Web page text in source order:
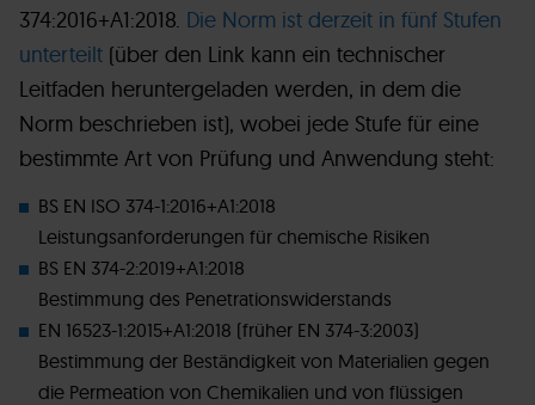
374:2016+A1:2018. Die Norm ist derzeit in fünf Stufen
unterteilt (über den Link kann ein technischer
Leitfaden heruntergeladen werden, in dem die
Norm beschrieben ist), wobei jede Stufe für eine
bestimmte Art von Prüfung und Anwendung steht:
BS EN ISO 374-1:2016+A1:2018
Leistungsanforderungen für chemische Risiken
BS EN 374-2:2019+A1:2018
Bestimmung des Penetrationswiderstands
EN 16523-1:2015+A1:2018 (früher EN 374-3:2003)
Bestimmung der Beständigkeit von Materialien gegen
die Permeation von Chemikalien und von flüssigen